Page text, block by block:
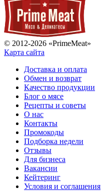
© 2012-2026 «PrimeMeat»
Карта сайта
Доставка и оплата
Обмен и возврат
Качество продукции
Блог о мясе
Рецепты и советы
О нас
Контакты
Промокоды
Подборка недели
Отзывы
Для бизнеса
Вакансии
Кейтеринг
Условия и соглашения